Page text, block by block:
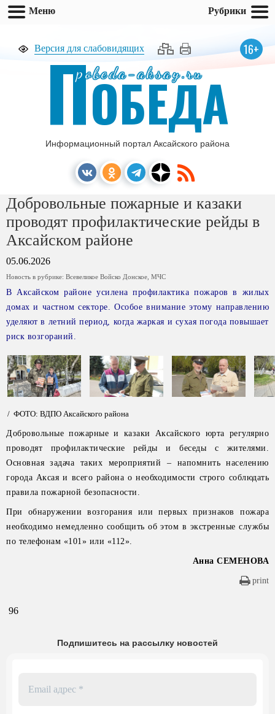
Версия для слабовидящих 16+
pobeda-aksay.ru
ПОБЕДА
Информационный портал Аксайского района
Добровольные пожарные и казаки
проводят профилактические рейды в
Аксайском районе
05.06.2026
Новость в рубрике: Всевеликое Войско Донское МЧС
В Аксайском районе усилена профилактика пожаров в жилых
домах и частном секторе. Особое внимание этому направлению
уделяют в летний период, когда жаркая и сухая погода повышает
риск возгораний.
/ ФОТО: ВДПО Аксайского района
Добровольные пожарные и казаки Аксайского юрта регулярно
проводят профилактические рейды и беседы с жителями.
Основная задача таких мероприятий – напомнить населению
города Аксая и всего района о необходимости строго соблюдать
правила пожарной безопасности.
При обнаружении возгорания или первых признаков пожара
необходимо немедленно сообщить об этом в экстренные службы
по телефонам «101» или «112».
Анна СЕМЕНОВА
print
96
Подпишитесь на рассылку новостей
Меню Рубрики